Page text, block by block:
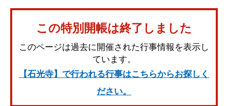
この特別開帳は終了しました
このページは過去に開催された行事情報を表示し
ています。
【石光寺】で行われる行事はこちらからお探しく
ださい。